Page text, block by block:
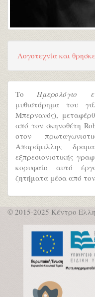
Λογοτεχνία και
Το Ημερολόγιο
μυθιστόρημα του
Μπερνανός),
από τον σκηνοθέτη
στον
Απαράμιλλης
εξπρεσιονιστικής
κορυφαίο αυτό
ζητήματα μέσα από
© 2015-2025 Κέντρο